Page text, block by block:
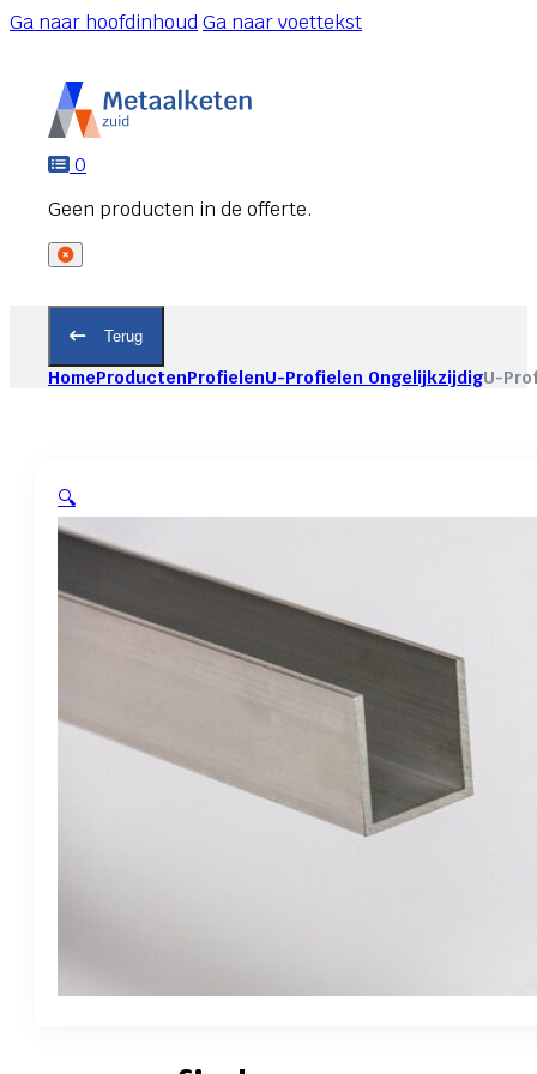
Ga naar hoofdinhoudGa naar voettekst
0
Terug
HomeProductenProfielenU-Profielen OngelijkzijdigU-
🔍